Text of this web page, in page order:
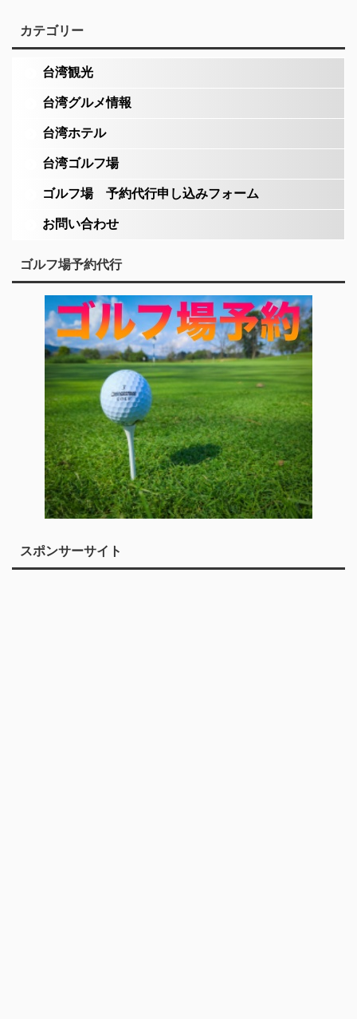
カテゴリー
台湾観光
台湾グルメ情報
台湾ホテル
台湾ゴルフ場
ゴルフ場 予約代行申し込みフォーム
お問い合わせ
ゴルフ場予約代行
スポンサーサイト